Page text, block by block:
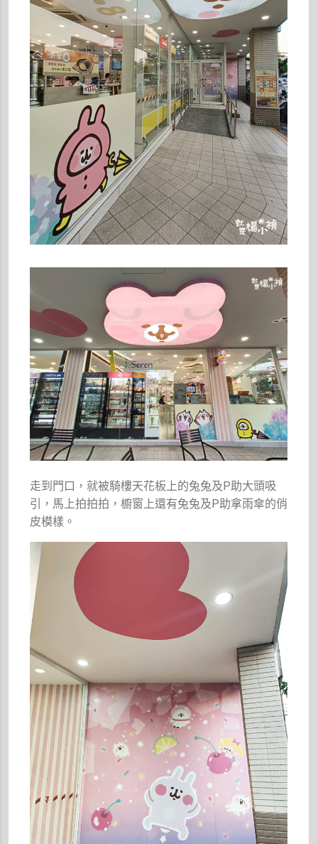
走到門口，就被騎樓天花板上的兔兔及P助大頭吸
引，馬上拍拍拍，櫥窗上還有兔兔及P助拿雨傘的俏
皮模樣。